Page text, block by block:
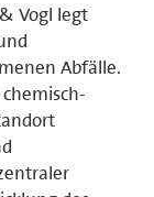
Vogl legt
Abfälle.